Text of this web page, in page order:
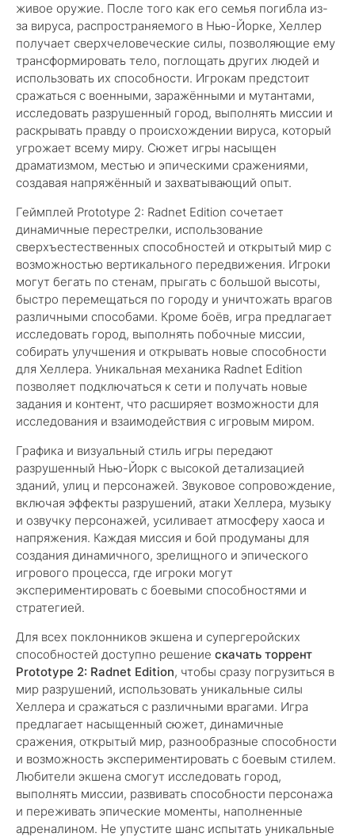
живое оружие. После того как его семья погибла из-
за вируса, распространяемого в Нью-Йорке, Хеллер
получает сверхчеловеческие силы, позволяющие ему
трансформировать тело, поглощать других людей и
использовать их способности. Игрокам предстоит
сражаться с военными, заражёнными и мутантами,
исследовать разрушенный город, выполнять миссии и
раскрывать правду о происхождении вируса, который
угрожает всему миру. Сюжет игры насыщен
драматизмом, местью и эпическими сражениями,
создавая напряжённый и захватывающий опыт.
Геймплей Prototype 2: Radnet Edition сочетает
динамичные перестрелки, использование
сверхъестественных способностей и открытый мир с
возможностью вертикального передвижения. Игроки
могут бегать по стенам, прыгать с большой высоты,
быстро перемещаться по городу и уничтожать врагов
различными способами. Кроме боёв, игра предлагает
исследовать город, выполнять побочные миссии,
собирать улучшения и открывать новые способности
для Хеллера. Уникальная механика Radnet Edition
позволяет подключаться к сети и получать новые
задания и контент, что расширяет возможности для
исследования и взаимодействия с игровым миром.
Графика и визуальный стиль игры передают
разрушенный Нью-Йорк с высокой детализацией
зданий, улиц и персонажей. Звуковое сопровождение,
включая эффекты разрушений, атаки Хеллера, музыку
и озвучку персонажей, усиливает атмосферу хаоса и
напряжения. Каждая миссия и бой продуманы для
создания динамичного, зрелищного и эпического
игрового процесса, где игроки могут
экспериментировать с боевыми способностями и
стратегией.
Для всех поклонников экшена и супергеройских
способностей доступно решение скачать торрент
Prototype 2: Radnet Edition, чтобы сразу погрузиться в
мир разрушений, использовать уникальные силы
Хеллера и сражаться с различными врагами. Игра
предлагает насыщенный сюжет, динамичные
сражения, открытый мир, разнообразные способности
и возможность экспериментировать с боевым стилем.
Любители экшена смогут исследовать город,
выполнять миссии, развивать способности персонажа
и переживать эпические моменты, наполненные
адреналином. Не упустите шанс испытать уникальные